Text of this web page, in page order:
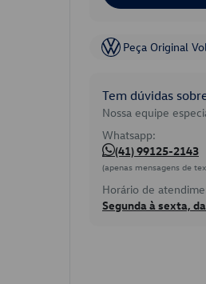
Peça Original
Tem dúvidas
Nossa equipe
Whatsapp:
(41) 99125-2143
(apenas mensagens de
Horário de
Segunda à sexta,